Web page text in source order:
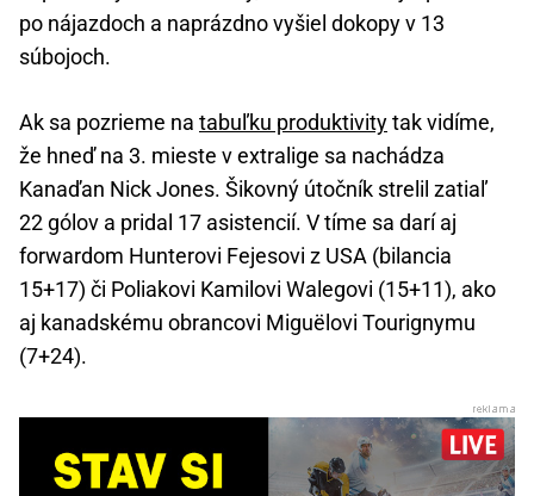
po nájazdoch a naprázdno vyšiel dokopy v 13
súbojoch.
Ak sa pozrieme na tabuľku produktivitytak vidíme,
že hneď na 3. mieste v extralige sa nachádza
Kanaďan Nick Jones. Šikovný útočník strelil zatiaľ
22 gólov a pridal 17 asistencií. V tíme sa darí aj
forwardom Hunterovi Fejesovi z USA (bilancia
15+17) či Poliakovi Kamilovi Walegovi (15+11), ako
aj kanadskému obrancovi Miguëlovi Tourignymu
(7+24).